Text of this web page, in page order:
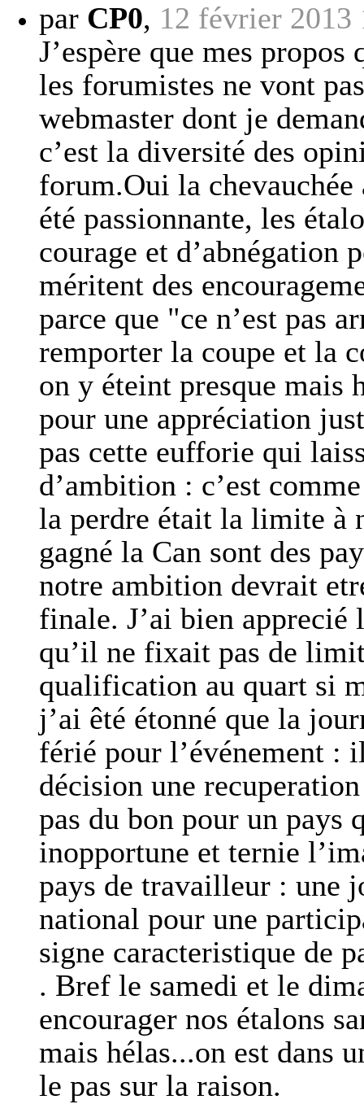
par CP0, 12 février 2013
J’espère que mes
les forumistes ne vont
webmaster dont je
c’est la diversité des
forum.Oui la chevauchée
été passionnante, les
courage et
méritent des
parce que "ce n’est pas
remporter la coupe et la
on y éteint presque mais
pour une appréciation
pas cette eufforie qui
d’ambition : c’est
la perdre était la limite à
gagné la Can sont des
notre ambition devrait
finale. J’ai bien
qu’il ne fixait pas de
qualification au quart si
j’ai êté étonné que la
férié pour l’événement :
décision une
pas du bon pour un pays
inopportune et ternie
pays de travailleur : une
national pour une
signe caracteristique de
. Bref le samedi et le
encourager nos étalons
mais hélas...on est dans
le pas sur la raison.